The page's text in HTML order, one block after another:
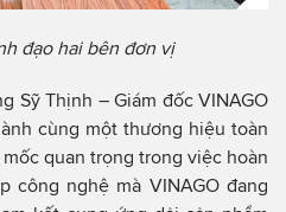
đạo hai bên đơn vị
Sỹ Thịnh – Giám đốc VINAGO
cùng một thương hiệu toàn
quan trọng trong việc hoàn
công nghệ mà VINAGO đang